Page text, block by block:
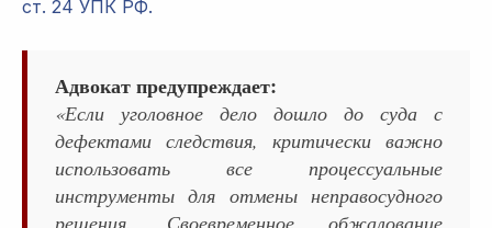
ст. 24 УПК РФ.
Адвокат предупреждает:
«Если уголовное дело дошло до суда с
дефектами следствия, критически важно
использовать все процессуальные
инструменты для отмены неправосудного
решения. Своевременное обжалование